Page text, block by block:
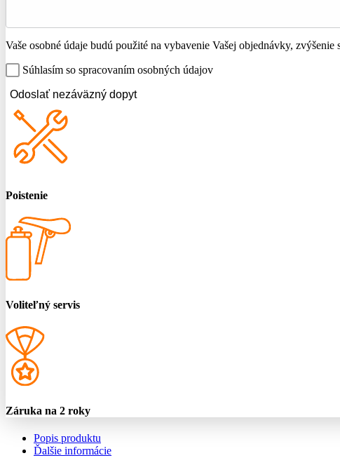
Vaše osobné údaje budú použité na vybavenie Vašej objednávky,
Súhlasím so spracovaním osobných údajov
Odoslať nezáväzný dopyt
Poistenie
Voliteľný servis
Záruka na 2 roky
Popis produktu
Ďalšie informácie